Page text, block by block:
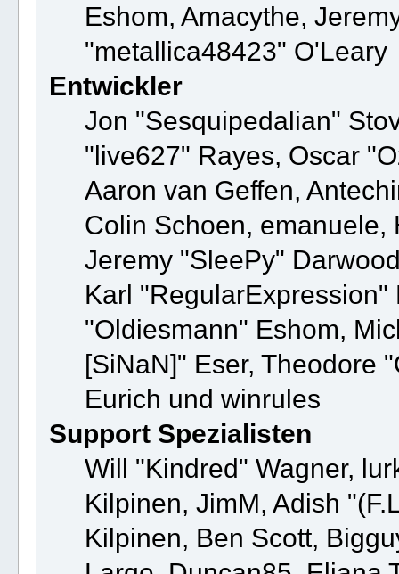
Eshom, Amacythe,
"metallica48423" O'Leary
Entwickler
Jon "Sesquipedalian"
"live627" Rayes, Oscar
Aaron van Geffen,
Colin Schoen, emanuele,
Jeremy "SleePy"
Karl
"Oldiesmann" Eshom,
[SiNaN]" Eser, Theodore
Eurich und winrules
Support Spezialisten
Will "Kindred" Wagner,
Kilpinen, JimM, Adish
Kilpinen, Ben Scott,